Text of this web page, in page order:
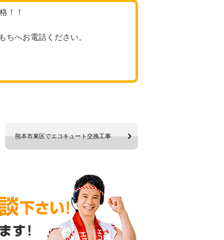
！！
ちへお電話ください。
熊本市東区でエコキュート交換工事